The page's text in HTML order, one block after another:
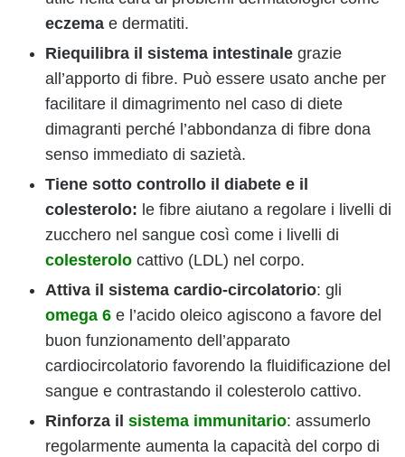
eczema e dermatiti.
Riequilibra il sistema intestinale grazie
all’apporto di fibre. Può essere usato anche per
facilitare il dimagrimento nel caso di diete
dimagranti perché l’abbondanza di fibre dona
senso immediato di sazietà.
Tiene sotto controllo il diabete e il
colesterolo: le fibre aiutano a regolare i livelli di
zucchero nel sangue così come i livelli di
colesterolo cattivo (LDL) nel corpo.
Attiva il sistema cardio-circolatorio: gli
omega 6 e l’acido oleico agiscono a favore del
buon funzionamento dell’apparato
cardiocircolatorio favorendo la fluidificazione del
sangue e contrastando il colesterolo cattivo.
Rinforza il sistema immunitario: assumerlo
regolarmente aumenta la capacità del corpo di